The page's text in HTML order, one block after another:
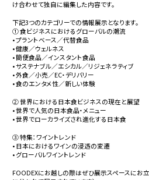
け合わせて独自に編集した内容です。
下記3つのカテゴリーでの情報展示となります。
① 食ビジネスにおけるグローバルの潮流
• プラントベース／代替食品
• 健康／ウェルネス
• 簡便食品／インスタント食品
• サステナブル／エシカル／リジェネラティブ
• 外食／小売／EC・デリバリー
• 食のエンタメ性／新しい体験
② 世界における日本食ビジネスの現在と展望
• 世界で人気の日本食品・メニュー
• 世界でローカライズされ進化する日本食
③ 特集：ワイントレンド
• 日本におけるワインの浸透の変遷
• グローバルワイントレンド
FOODEXにお越しの際はぜひ展示スペースにお